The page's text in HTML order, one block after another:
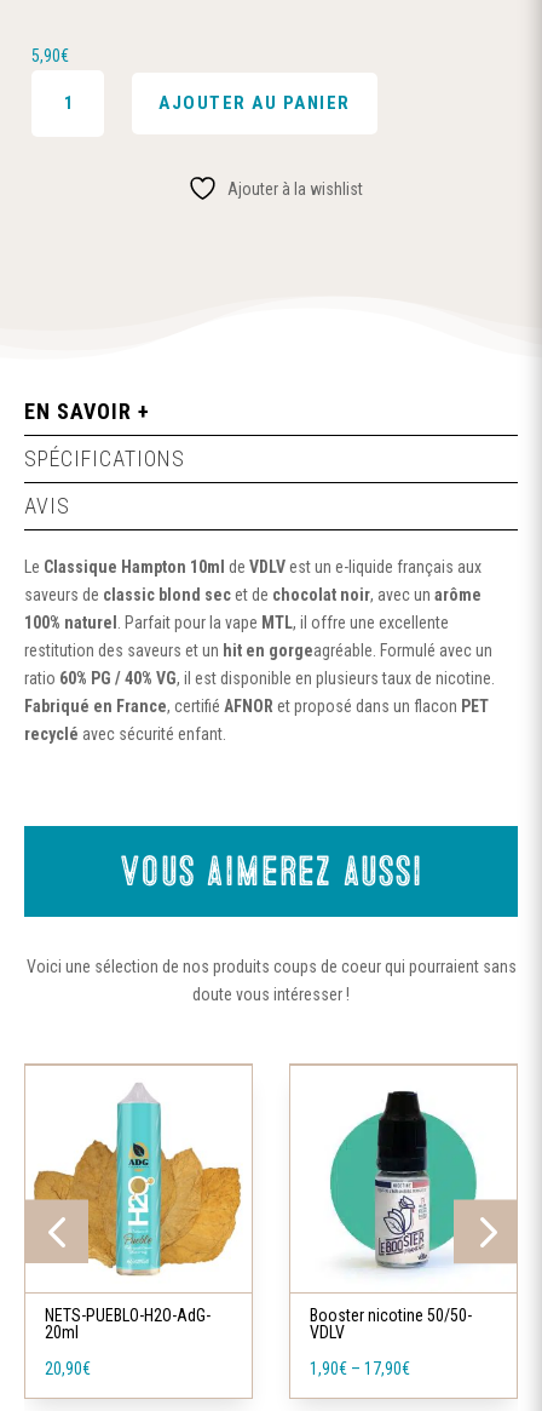
5,90€
AJOUTER AU PANIER
Ajouter à la wishlist
EN SAVOIR +
SPÉCIFICATIONS
AVIS
Le Classique Hampton 10ml de VDLVest un e-liquide français aux
saveurs de classic blond secet de chocolat noir, avec un arôme
100% naturel
. Parfait pour la vape MTL, il offre une excellente
restitution des saveurs et un hit en gorgeagréable. Formulé avec un
ratio 60% PG / 40% VG, il est disponible en plusieurs taux de nicotine.
Fabriqué en France, certifié AFNOR et proposé dans un flacon PET
recyclé avec sécurité enfant.
Vous aimerez aussi
Voici une sélection de nos produits coups de coeur qui pourraient sans
doute vous intéresser !
NETS-PUEBLO-H2O-AdG-
20ml
20,90€
plusieurs
variations.
Booster nicotine 50/50-
VDLV
1,90€ – 17,90€
plusieurs
variations.
peuvent
être
choisies
sur